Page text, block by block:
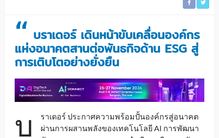
“ บราเดอร์ เดินหน้าขับเคลื่อนองค์กร
แห่งอนาคตสานต่อพันธกิจด้าน ESG สู่
การเติบโตอย่างยั่งยืน
บ
ราเดอร์ ประกาศความพร้อมปั้นองค์กรสู่อนาคต
ผ่านการผสานพลังของเทคโนโลยี AI การพัฒนา